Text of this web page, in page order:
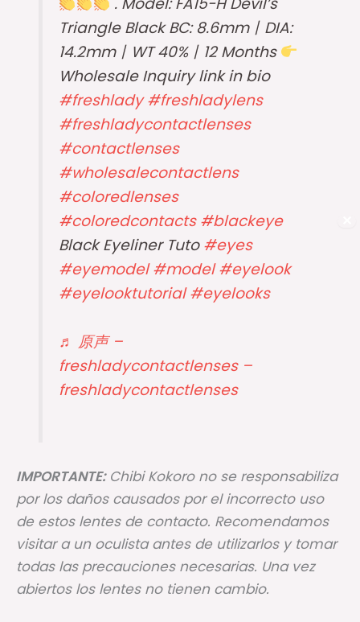
Triangle Black BC: 8.6mm丨DIA:
14.2mm丨WT 40%丨12 Months
Wholesale Inquiry link in bio
#freshlady #freshladylens
#freshladycontactlenses
#contactlenses
#wholesalecontactlens
#coloredlenses
#coloredcontacts #blackeye
Black Eyeliner Tuto#eyes
#eyemodel #model #eyelook
#eyelooktutorial #eyelooks
♬ 原声 –
freshladycontactlenses –
freshladycontactlenses
IMPORTANTE:Chibi Kokoro no se responsabiliza
por los daños causados por el incorrecto uso
de estos lentes de contacto. Recomendamos
visitar a un oculista antes de utilizarlos y tomar
todas las precauciones necesarias. Una vez
abiertos los lentes no tienen cambio.